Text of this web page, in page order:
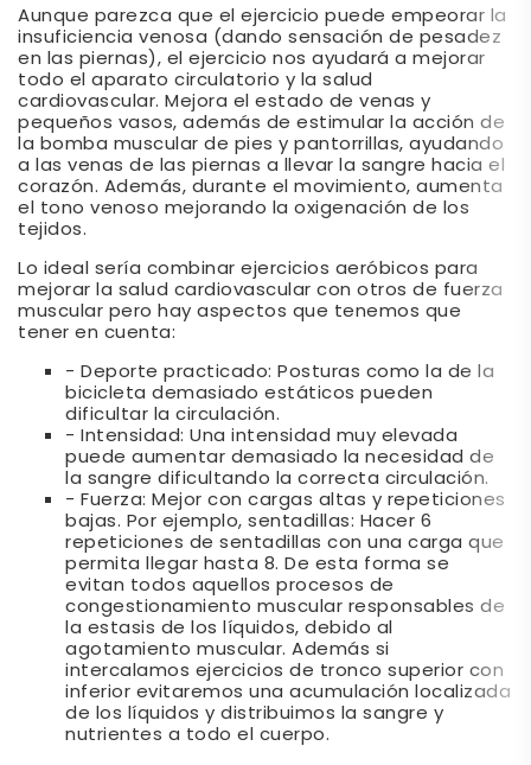
Aunque parezca que el ejercicio puede empeorar la
insuficiencia venosa (dando sensación de pesadez
en las piernas), el ejercicio nos ayudará a mejorar
todo el aparato circulatorio y la salud
cardiovascular. Mejora el estado de venas y
pequeños vasos, además de estimular la acción de
la bomba muscular de pies y pantorrillas, ayudando
a las venas de las piernas a llevar la sangre hacia el
corazón. Además, durante el movimiento, aumenta
el tono venoso mejorando la oxigenación de los
tejidos.
Lo ideal sería combinar ejercicios aeróbicos para
mejorar la salud cardiovascular con otros de fuerza
muscular pero hay aspectos que tenemos que
tener en cuenta:
- Deporte practicado: Posturas como la de la
bicicleta demasiado estáticos pueden
dificultar la circulación.
- Intensidad: Una intensidad muy elevada
puede aumentar demasiado la necesidad de
la sangre dificultando la correcta circulación.
- Fuerza: Mejor con cargas altas y repeticiones
bajas. Por ejemplo, sentadillas: Hacer 6
repeticiones de sentadillas con una carga que
permita llegar hasta 8. De esta forma se
evitan todos aquellos procesos de
congestionamiento muscular responsables de
la estasis de los líquidos, debido al
agotamiento muscular. Además si
intercalamos ejercicios de tronco superior con
inferior evitaremos una acumulación localizada
de los líquidos y distribuimos la sangre y
nutrientes a todo el cuerpo.